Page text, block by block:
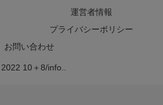
運営者情報
プライバシーポリシー
お問い合わせ
10＋8/info..